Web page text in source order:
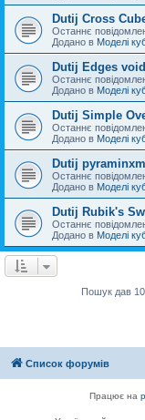
Dutij Cross
Останнє
Додано в Моделі
Dutij Edges void
Останнє
Додано в Моделі
Dutij Simple
Останнє
Додано в Моделі
Dutij
Останнє
Додано в Моделі
Dutij Rubik's
Останнє
Додано в Моделі
Пошук дав
Список форумів
Працює на